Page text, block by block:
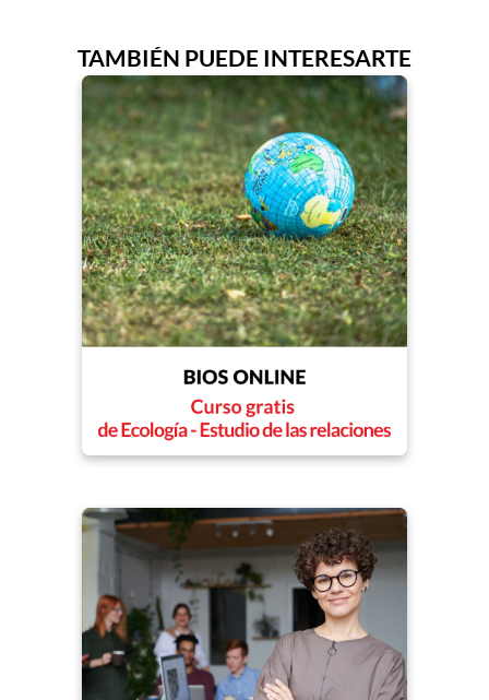
TAMBIÉN PUEDE INTERESARTE